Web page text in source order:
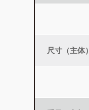
尺寸（主体）